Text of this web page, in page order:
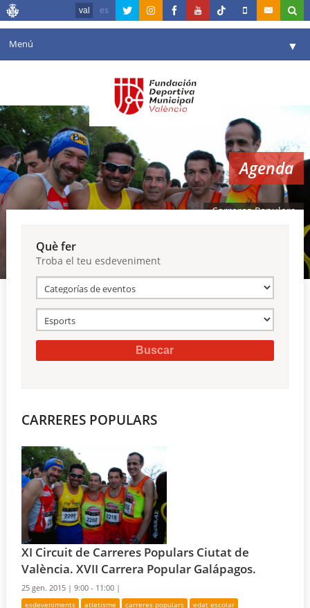
val es
Menú ▼
Agenda
Instal·lacions ▼
Comunicació ▼
València en esport ▼
Reserves
Agenda
Carreres Populars
Què fer
Troba el teu esdeveniment
CARRERES POPULARS
XI Circuit de Carreres Populars Ciutat de
València. XVII Carrera Popular Galápagos.
25 gen. 2015 |9:00 - 11:00 |
esdeveniments atletisme carreres populars
edat escolar